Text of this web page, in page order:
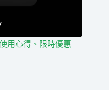
用心得、限時優惠